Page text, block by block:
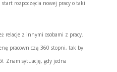
rozpoczęcia nowej pracy o taki
relacje z innymi osobami z pracy.
pracowniczą 360 stopni, tak by
Znam sytuację, gdy jedna